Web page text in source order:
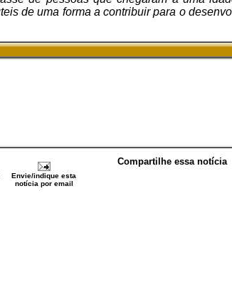
de uma forma a contribuir para o
Compartilhe essa notícia
Envie/indique esta
notícia por email